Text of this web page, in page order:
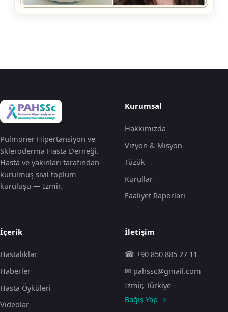
Pulmoner Hipertansiyon ve
Skleroderma Hasta Derneği.
Hasta ve yakınları tarafından
kurulmuş sivil toplum
kuruluşu — İzmir.
Kurumsal
Hakkımızda
Vizyon & Misyon
Tüzük
Kurullar
Faaliyet Raporları
İçerik
Hastalıklar
Haberler
Hasta Öyküleri
Videolar
İletişim
☎ +90 850 885 27 11
✉ pahssc@gmail.com
İzmir, Türkiye
Bağış Yap →